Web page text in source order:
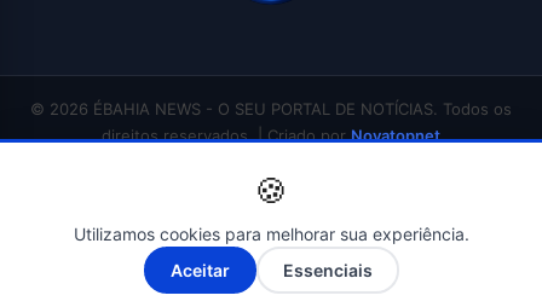
© 2026 ÉBAHIA NEWS - O SEU PORTAL DE NOTÍCIAS. Todos os
direitos reservados. | Criado porNovatopnet
ECONOMIA
A- A+
🍪
Utilizamos cookies para melhorar sua experiência.
Aceitar
Essenciais